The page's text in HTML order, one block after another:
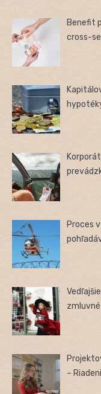
Benefit
cross-
Proces
–